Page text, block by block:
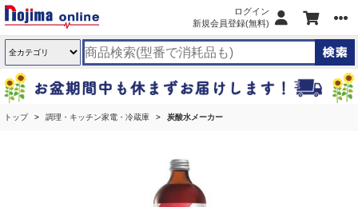
ログイン
新規会員登録(無料)
トップ 調理・キッチン家電・冷蔵庫 炭酸水メーカー